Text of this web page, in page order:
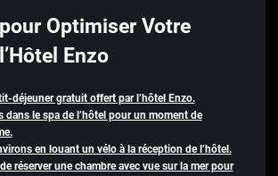
Optimiser Votre
Enzo
déjeuner gratuit offert par l’hôtel Enzo.
dans le spa de l’hôtel pour un moment de
en louant un vélo à la réception de l’hôtel.
réserver une chambre avec vue sur la mer pour